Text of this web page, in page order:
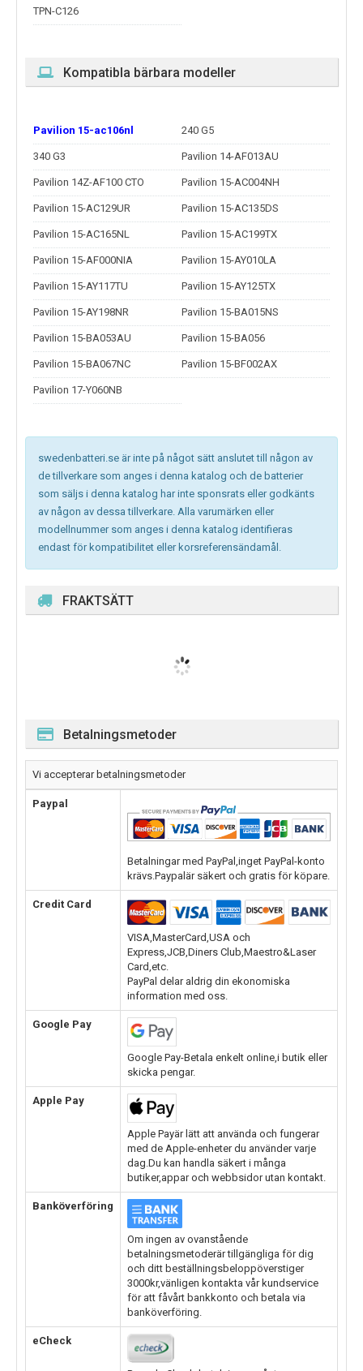
TPN-C126
Kompatibla bärbara modeller
Pavilion 15-ac106nl 240 G5
340 G3 Pavilion 14-AF013AU
Pavilion 14Z-AF100 CTO Pavilion 15-AC004NH
Pavilion 15-AC129UR Pavilion 15-AC135DS
Pavilion 15-AC165NL Pavilion 15-AC199TX
Pavilion 15-AF000NIA Pavilion 15-AY010LA
Pavilion 15-AY117TU Pavilion 15-AY125TX
Pavilion 15-AY198NR Pavilion 15-BA015NS
Pavilion 15-BA053AU Pavilion 15-BA056
Pavilion 15-BA067NC Pavilion 15-BF002AX
Pavilion 17-Y060NB
swedenbatteri.se är inte på något sätt anslutet till någon av
de tillverkare som anges i denna katalog och de batterier
som säljs i denna katalog har inte sponsrats eller godkänts
av någon av dessa tillverkare. Alla varumärken eller
modellnummer som anges i denna katalog identifieras
endast för kompatibilitet eller korsreferensändamål.
FRAKTSÄTT
Betalningsmetoder
Vi accepterar betalningsmetoder
Paypal
Betalningar med PayPal,inget PayPal-konto
krävs.Paypalär säkert och gratis för köpare.
Credit Card
VISA,MasterCard,USA och
Express,JCB,Diners Club,Maestro&Laser
Card,etc.
PayPal delar aldrig din ekonomiska
information med oss.
Google Pay
Google Pay-Betala enkelt online,i butik eller
skicka pengar.
Apple Pay
Apple Payär lätt att använda och fungerar
med de Apple-enheter du använder varje
dag.Du kan handla säkert i många
butiker,appar och webbsidor utan kontakt.
Banköverföring
Om ingen av ovanstående
betalningsmetoderär tillgängliga för dig
och ditt beställningsbeloppöverstiger
3000kr,vänligen kontakta vår kundservice
för att fåvårt bankkonto och betala via
banköverföring.
eCheck